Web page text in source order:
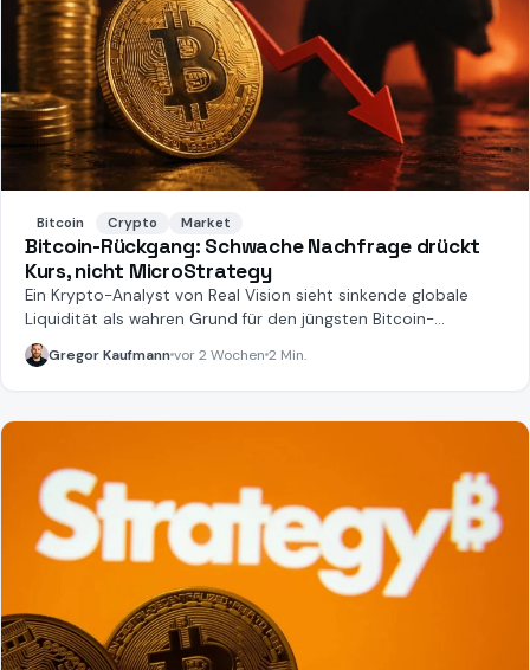
Bitcoin Crypto Market
Bitcoin-Rückgang: Schwache Nachfrage drückt
Kurs, nicht MicroStrategy
Ein Krypto-Analyst von Real Vision sieht sinkende globale
Liquidität als wahren Grund für den jüngsten Bitcoin-
Rückgang.
Gregor Kaufmannvor 2 Wochen 2 Min.